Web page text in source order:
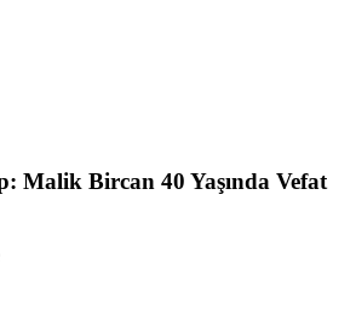
Malik Bircan 40 Yaşında Vefat